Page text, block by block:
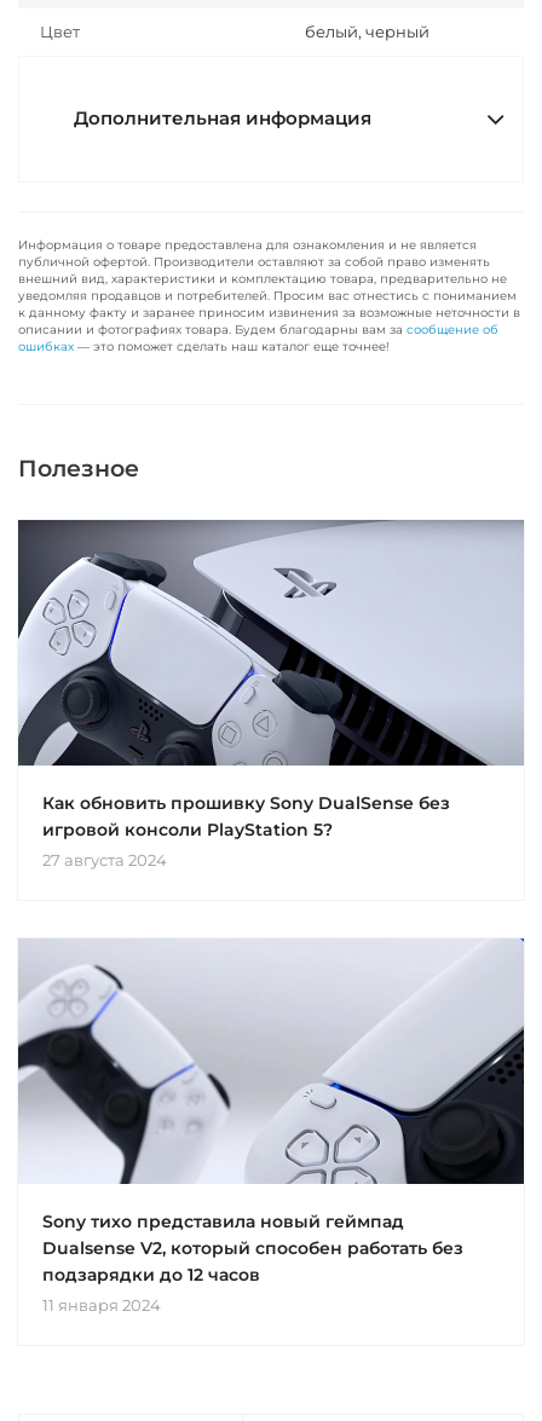
Цвет белый, черный
Дополнительная информация
Информация о товаре предоставлена для ознакомления и не является
публичной офертой. Производители оставляют за собой право изменять
внешний вид, характеристики и комплектацию товара, предварительно не
уведомляя продавцов и потребителей. Просим вас отнестись с пониманием
к данному факту и заранее приносим извинения за возможные неточности в
описании и фотографиях товара. Будем благодарны вам за сообщение об
ошибках — это поможет сделать наш каталог еще точнее!
Полезное
Как обновить прошивку Sony DualSense без
игровой консоли PlayStation 5?
27 августа 2024
Sony тихо представила новый геймпад
Dualsense V2, который способен работать без
подзарядки до 12 часов
11 января 2024